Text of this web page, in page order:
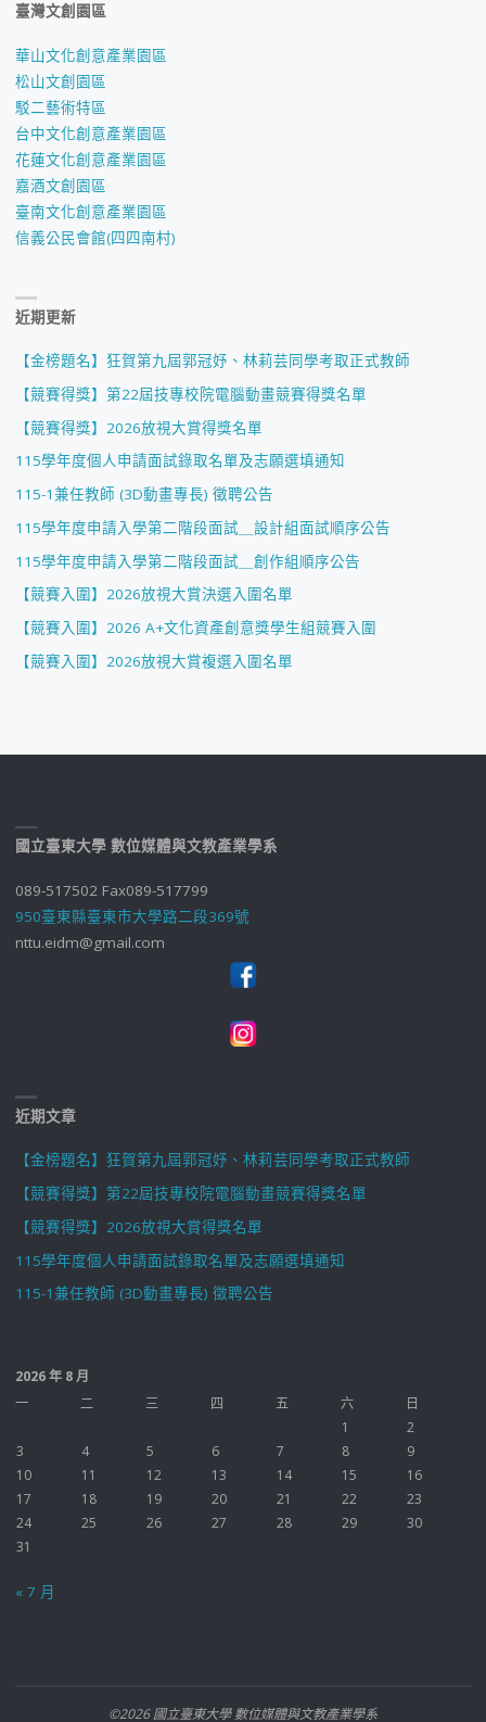
臺灣文創園區
華山文化創意產業園區
松山文創園區
駁二藝術特區
台中文化創意產業園區
花蓮文化創意產業園區
嘉酒文創園區
臺南文化創意產業園區
信義公民會館(四四南村)
近期更新
【金榜題名】狂賀第九屆郭冠妤、林莉芸同學考取正式教師
【競賽得獎】第22屆技專校院電腦動畫競賽得獎名單
【競賽得獎】2026放視大賞得獎名單
115學年度個人申請面試錄取名單及志願選填通知
115-1兼任教師 (3D動畫專長) 徵聘公告
115學年度申請入學第二階段面試＿設計組面試順序公告
115學年度申請入學第二階段面試＿創作組順序公告
【競賽入圍】2026放視大賞決選入圍名單
【競賽入圍】2026 A+文化資產創意獎學生組競賽入圍
【競賽入圍】2026放視大賞複選入圍名單
國立臺東大學 數位媒體與文教產業學系
089-517502 Fax089-517799
950臺東縣臺東市大學路二段369號
nttu.eidm@gmail.com
近期文章
【金榜題名】狂賀第九屆郭冠妤、林莉芸同學考取正式教師
【競賽得獎】第22屆技專校院電腦動畫競賽得獎名單
【競賽得獎】2026放視大賞得獎名單
115學年度個人申請面試錄取名單及志願選填通知
115-1兼任教師 (3D動畫專長) 徵聘公告
2026 年 8 月
一
二 三 四 五 六
日
1
2
3
4 5 6 7 8
9
10
11 12 13 14 15
16
17
18 19 20 21 22
23
24
25 26 27 28 29
30
31
« 7 月
©2026 國立臺東大學 數位媒體與文教產業學系